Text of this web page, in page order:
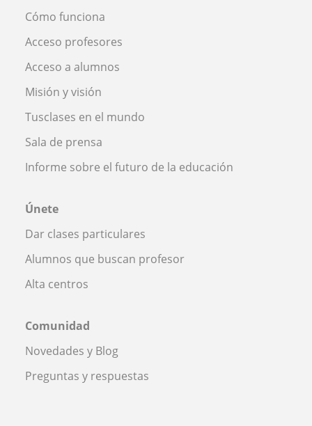
Cómo funciona
Acceso profesores
Acceso a alumnos
Misión y visión
Tusclases en el mundo
Sala de prensa
Informe sobre el futuro de la educación
Únete
Dar clases particulares
Alumnos que buscan profesor
Alta centros
Comunidad
Novedades y Blog
Preguntas y respuestas